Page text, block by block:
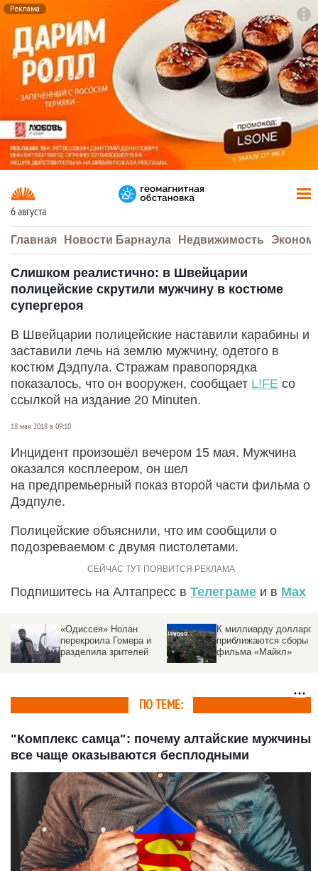
Реклама
6 августа
Главная Новости Барнаула Недвижимость
Слишком реалистично: в Швейцарии
полицейские скрутили мужчину в костюме
супергероя
В Швейцарии полицейские наставили карабины и
заставили лечь на землю мужчину, одетого в
костюм Дэдпула. Стражам правопорядка
показалось, что он вооружен, сообщает L!FE со
ссылкой на издание 20 Minuten.
18 мая 2018 в 09:10
Инцидент произошёл вечером 15 мая. Мужчина
оказался косплеером, он шел
на предпремьерный показ второй части фильма о
Дэдпуле.
Полицейские объяснили, что им сообщили о
подозреваемом с двумя пистолетами.
Подпишитесь на Алтапресс в Телеграме и в Max
«Одиссея» Нолан
перекроила Гомера и
разделила зрителей
К миллиарду долларов
приближаются сборы
фильма «Майкл»
ПО ТЕМЕ:
"Комплекс самца": почему алтайские мужчины
все чаще оказываются бесплодными